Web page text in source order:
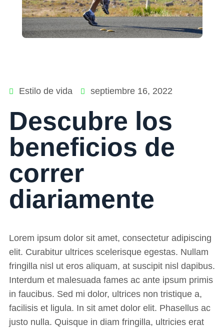
Estilo de vida septiembre 16, 2022
Descubre los
beneficios de
correr
diariamente
Lorem ipsum dolor sit amet, consectetur adipiscing
elit. Curabitur ultrices scelerisque egestas. Nullam
fringilla nisl ut eros aliquam, at suscipit nisl dapibus.
Interdum et malesuada fames ac ante ipsum primis
in faucibus. Sed mi dolor, ultrices non tristique a,
facilisis et ligula. In sit amet dolor elit. Phasellus ac
justo nulla. Quisque in diam fringilla, ultricies erat